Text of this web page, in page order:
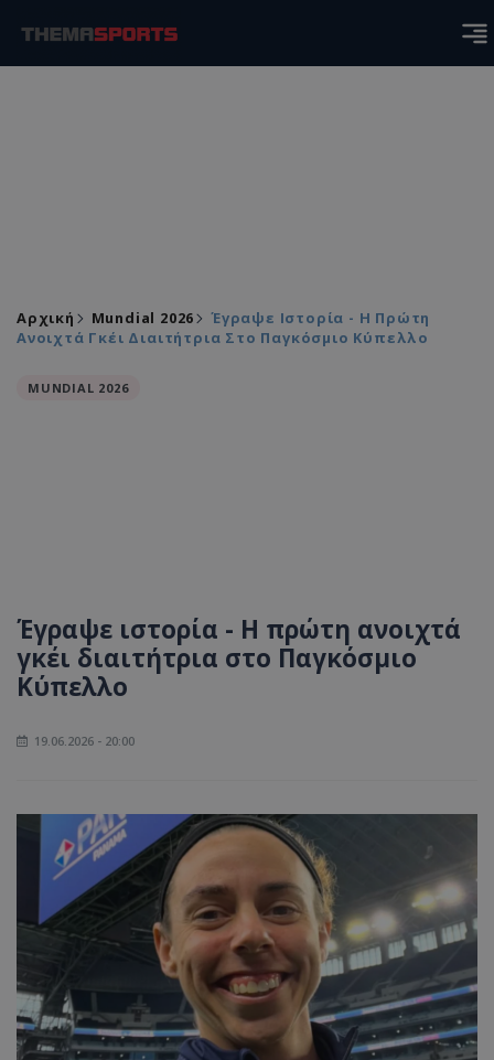
Αρχική Mundial 2026
Έγραψε Ιστορία - Η Πρώτη
Ανοιχτά Γκέι Διαιτήτρια Στο Παγκόσμιο Κύπελλο
MUNDIAL 2026
Έγραψε ιστορία - Η πρώτη ανοιχτά
γκέι διαιτήτρια στο Παγκόσμιο
Κύπελλο
19.06.2026 - 20:00